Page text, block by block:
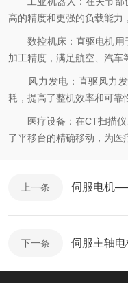
高的精度和更强的负载能力
数控机床：直驱电机用
加工精度，满足航空、汽车
风力发电：直驱风力发
耗，提高了整机效率和可靠
医疗设备：在CT扫描仪
了平移台的精确移动，为医
上一条 伺服电机
下一条 伺服主轴